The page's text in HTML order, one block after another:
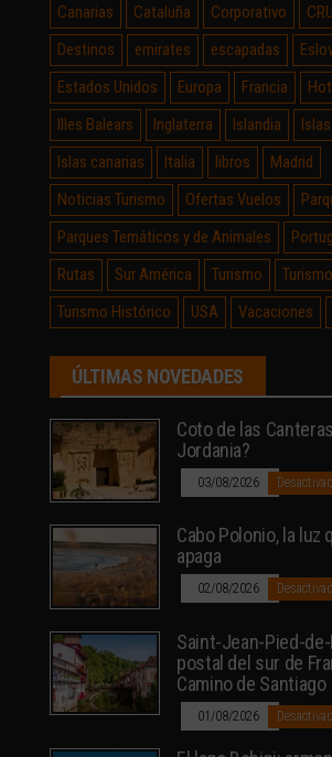
Canarias
Cataluña Corporativo
Destinos
emirates escapadas
Estados Unidos
Europa Francia
Illes Balears
Inglaterra Islandia
Islas canarias
Italia libros
Madrid
Noticias Turismo
Ofertas Vuelos
Parques Temáticos y de Animales
Rutas
Sur América Turismo
Turismo Histórico
USA Vacaciones
ÚLTIMAS NOVEDADES
Coto de las
Jordania?
03/08/2026
Cabo Polonio, la luz
apaga
02/08/2026
Saint-Jean-Pied-
postal del sur de
Camino de Santiago
01/08/2026